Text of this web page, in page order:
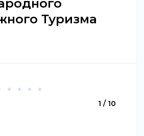
Туризма
1 / 10